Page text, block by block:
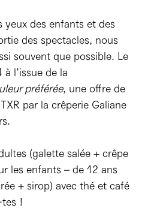
yeux des enfants et des
des spectacles, nous
souvent que possible. Le
l’issue de la
préférée, une offre de
par la crêperie Galiane
(galette salée + crêpe
les enfants – de 12 ans
+ sirop) avec thé et café
!